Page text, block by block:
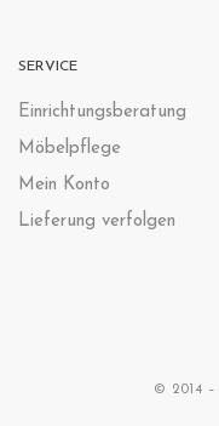
SERVICE
Einrichtungsberatung
Möbelpflege
Mein Konto
Lieferung verfolgen
© 2014 –